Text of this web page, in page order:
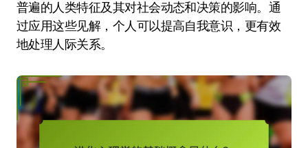
普遍的人类特征及其对社会动态和决策的影响。通
过应用这些见解，个人可以提高自我意识，更有效
地处理人际关系。